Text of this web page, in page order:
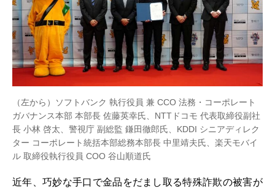
（左から）ソフトバンク 執行役員 兼 CCO 法務・コーポレート
ガバナンス本部 本部長 佐藤英幸氏、NTTドコモ 代表取締役副社
長 小林 啓太、警視庁 副総監 鎌田徹郎氏、KDDI シニアディレク
ター コーポレート統括本部総務本部長 中里靖夫氏、楽天モバイ
ル 取締役執行役員 COO 谷山順道氏
近年、巧妙な手口で金品をだまし取る特殊詐欺の被害が